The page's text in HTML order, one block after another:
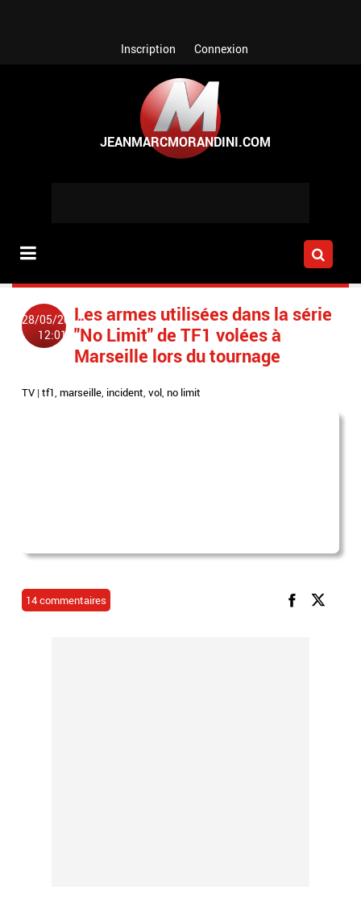
Inscription Connexion
28/05/2014
12:01
Les armes utilisées dans la série
"No Limit" de TF1 volées à
Marseille lors du tournage
TV |tf1,marseille, incident,vol,no limit
14 commentaires